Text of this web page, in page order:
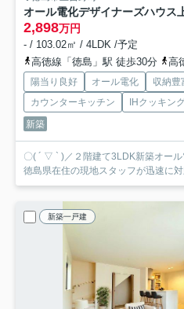
オール電化デザイナーズハウス
2,898万円
- / 103.02㎡ / 4LDK /予定
高徳線「徳島」駅 徒歩30分
高
陽当り良好 オール電化 収納豊
カウンターキッチン
IHクッキン
新築
〇( ´ ▽ ` )／２階建て3LDK新築オー
徳島県在住の現地スタッフが迅速に
新築一戸建